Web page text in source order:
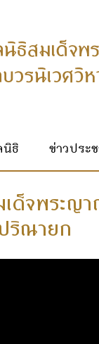
นิธิ ข่าวประ
เด็จพระญ
ริณายก